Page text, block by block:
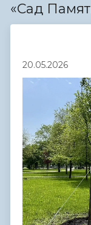
«Сад
20.05.2026